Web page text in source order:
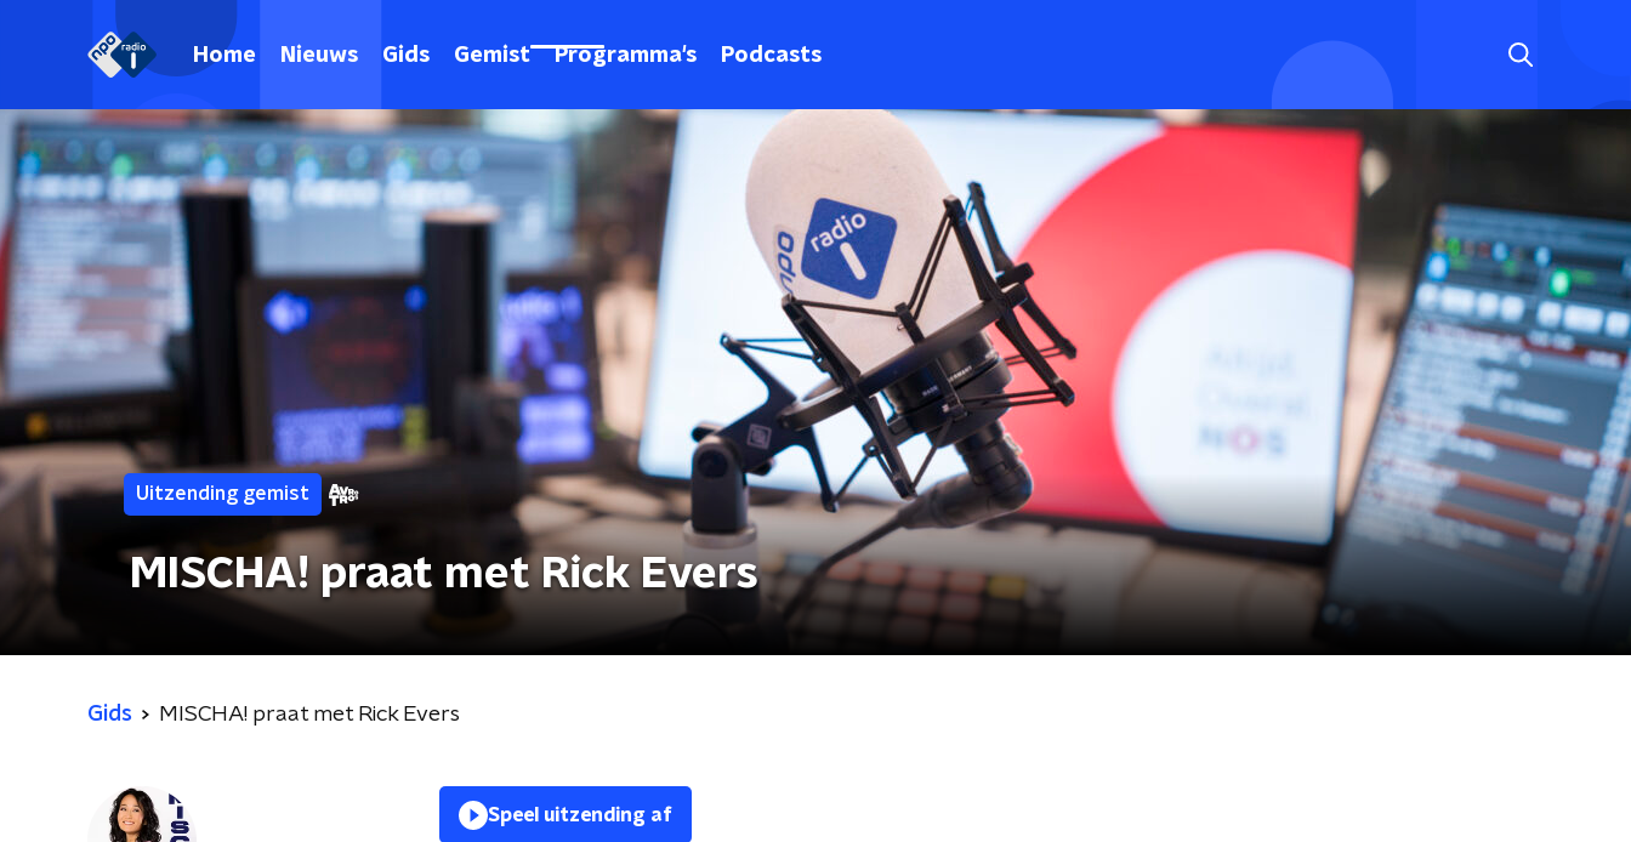
Home Nieuws Gids Gemist Programma's Podcasts
Uitzending gemist
MISCHA! praat met Rick Evers
Gids MISCHA! praat met Rick Evers
Speel uitzending af